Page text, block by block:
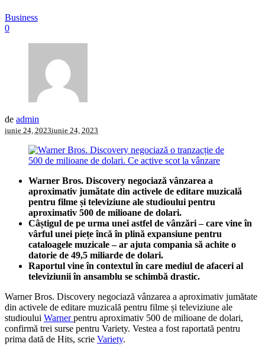
Business
0
de admin
iunie 24, 2023iunie 24, 2023
Warner Bros. Discovery negociază vânzarea a
aproximativ jumătate din activele de editare muzicală
pentru filme și televiziune ale studioului pentru
aproximativ 500 de milioane de dolari.
Câștigul de pe urma unei astfel de vânzări – care vine în
vârful unei piețe încă în plină expansiune pentru
cataloagele muzicale – ar ajuta compania să achite o
datorie de 49,5 miliarde de dolari.
Raportul vine în contextul în care mediul de afaceri al
televiziunii în ansamblu se schimbă drastic.
Warner Bros. Discovery negociază vânzarea a aproximativ jumătate
din activele de editare muzicală pentru filme și televiziune ale
studioului Warnerpentru aproximativ 500 de milioane de dolari,
confirmă trei surse pentru Variety. Vestea a fost raportată pentru
prima dată de Hits, scrie Variety.